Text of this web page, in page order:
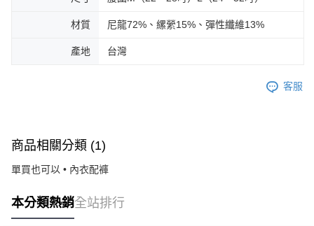
材質 尼龍72%、縲縈15%、彈性纖維13%
產地 台灣
客服
商品相關分類 (1)
單買也可以 • 內衣配褲
本分類熱銷全站排行